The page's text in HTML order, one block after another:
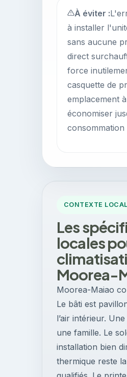
CONTEXTE LOCAL
Les
locales
Moorea-
Moorea-Maiao
Le bâti est
l’air intérieur.
une famille. Le
installation bien
thermique reste
À éviter :
à installer
sans aucune
direct
force
casquette de
emplacement
économiser
consommation